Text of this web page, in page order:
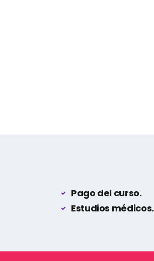
Pago del curso.
Estudios médicos.